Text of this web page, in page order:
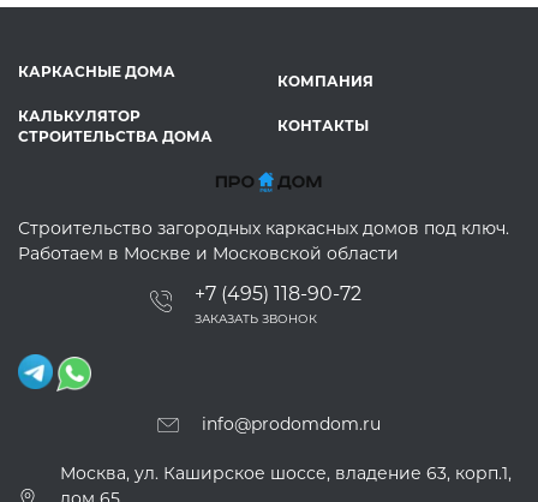
КАРКАСНЫЕ ДОМА
КАЛЬКУЛЯТОР
СТРОИТЕЛЬСТВА ДОМА
КОМПАНИЯ
КОНТАКТЫ
Строительство загородных каркасных домов под ключ.
Работаем в Москве и Московской области
+7 (495) 118-90-72
ЗАКАЗАТЬ ЗВОНОК
info@prodomdom.ru
Москва, ул. Каширское шоссе, владение 63, корп.1,